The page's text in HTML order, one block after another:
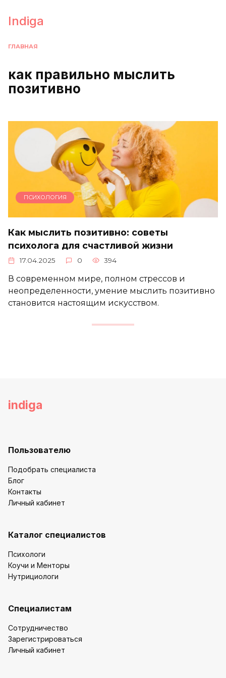
содержанию
Indiga
ГЛАВНАЯ
как правильно мыслить
позитивно
ПСИХОЛОГИЯ
Как мыслить позитивно: советы
психолога для счастливой жизни
17.04.2025 0 394
В современном мире, полном стрессов и
неопределенности, умение мыслить позитивно
становится настоящим искусством.
indiga
Пользователю
Подобрать специалиста
Блог
Контакты
Личный кабинет
Каталог специалистов
Психологи
Коучи и Менторы
Нутрициологи
Специалистам
Сотрудничество
Зарегистрироваться
Личный кабинет